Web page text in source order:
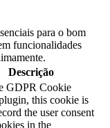
para o bom
funcionalidades
Descrição
GDPR Cookie
this cookie is
the user consent
in the